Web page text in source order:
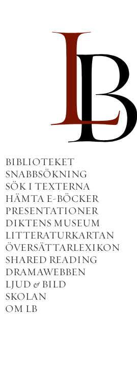
BIBLIOTEKET
SNABBSÖKNING
SÖK I TEXTERNA
HÄMTA E-BÖCKER
PRESENTATIONER
DIKTENS MUSEUM
LITTERATURKARTAN
ÖVERSÄTTARLEXIKON
SHARED READING
DRAMAWEBBEN
LJUD & BILD
SKOLAN
OM LB